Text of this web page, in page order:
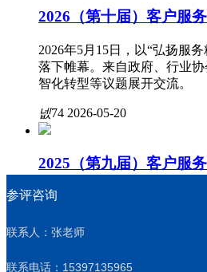
2026（第十届）客户服
2026年5月15日，以“弘扬服
落下帷幕。来自政府、行业
智化转型等议题展开交流。
넶74 2026-05-20
2025（第九届）客户服
数字经济浪潮奔涌，服务创
领导、学术专家及业界领军
参评咨询
联系人：张老师
联系电话：15397135965